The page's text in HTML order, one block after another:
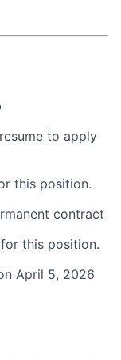
to apply
this position.
contract
this position.
April 5, 2026